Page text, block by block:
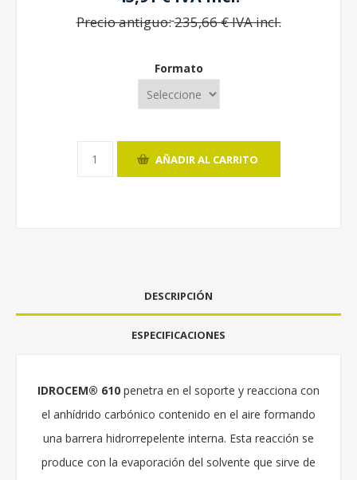
Precio antiguo:235,66 € IVA incl.
Formato
AÑADIR AL CARRITO
DESCRIPCIÓN
ESPECIFICACIONES
IDROCEM® 610 penetra en el soporte y reacciona con
el anhídrido carbónico contenido en el aire formando
una barrera hidrorrepelente interna. Esta reacción se
produce con la evaporación del solvente que sirve de